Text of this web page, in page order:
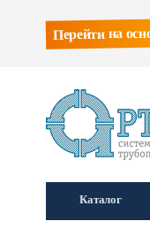
Перейти на
Каталог